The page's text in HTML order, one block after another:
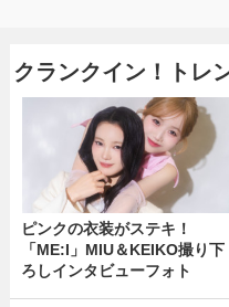
クランクイン！ト
ピンクの衣装がステキ！
「ME:I」MIU＆KEIKO撮り下
ろしインタビューフォト